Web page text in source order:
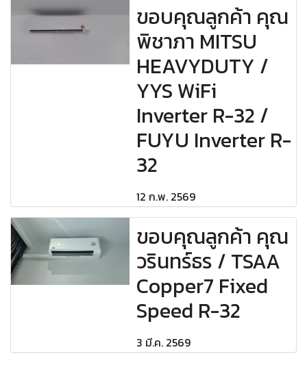
ขอบคุณลูกค้า คุณ
พิชาภา MITSU
HEAVYDUTY /
YYS WiFi
Inverter R-32 /
FUYU Inverter R-
32
12 ก.พ. 2569
ขอบคุณลูกค้า คุณ
วรินทร์ธร / TSAA
Copper7 Fixed
Speed R-32
3 มี.ค. 2569